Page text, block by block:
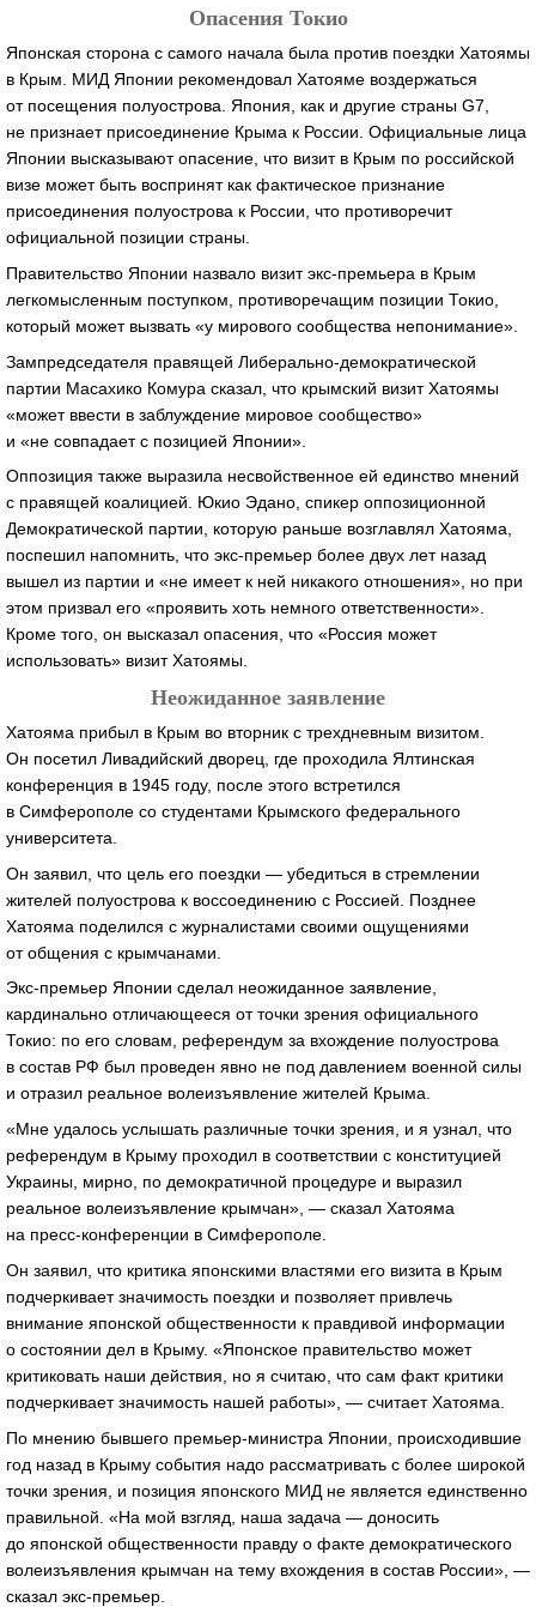
Опасения Токио
Японская сторона с самого начала была против поездки Хатоямы
в Крым. МИД Японии рекомендовал Хатояме воздержаться
от посещения полуострова. Япония, как и другие страны G7,
не признает присоединение Крыма к России. Официальные лица
Японии высказывают опасение, что визит в Крым по российской
визе может быть воспринят как фактическое признание
присоединения полуострова к России, что противоречит
официальной позиции страны.
Правительство Японии назвало визит экс-премьера в Крым
легкомысленным поступком, противоречащим позиции Токио,
который может вызвать «у мирового сообщества непонимание».
Зампредседателя правящей Либерально-демократической
партии Масахико Комура сказал, что крымский визит Хатоямы
«может ввести в заблуждение мировое сообщество»
и «не совпадает с позицией Японии».
Оппозиция также выразила несвойственное ей единство мнений
с правящей коалицией. Юкио Эдано, спикер оппозиционной
Демократической партии, которую раньше возглавлял Хатояма,
поспешил напомнить, что экс-премьер более двух лет назад
вышел из партии и «не имеет к ней никакого отношения», но при
этом призвал его «проявить хоть немного ответственности».
Кроме того, он высказал опасения, что «Россия может
использовать» визит Хатоямы.
Неожиданное заявление
Хатояма прибыл в Крым во вторник с трехдневным визитом.
Он посетил Ливадийский дворец, где проходила Ялтинская
конференция в 1945 году, после этого встретился
в Симферополе со студентами Крымского федерального
университета.
Он заявил, что цель его поездки — убедиться в стремлении
жителей полуострова к воссоединению с Россией. Позднее
Хатояма поделился с журналистами своими ощущениями
от общения с крымчанами.
Экс-премьер Японии сделал неожиданное заявление,
кардинально отличающееся от точки зрения официального
Токио: по его словам, референдум за вхождение полуострова
в состав РФ был проведен явно не под давлением военной силы
и отразил реальное волеизъявление жителей Крыма.
«Мне удалось услышать различные точки зрения, и я узнал, что
референдум в Крыму проходил в соответствии с конституцией
Украины, мирно, по демократичной процедуре и выразил
реальное волеизъявление крымчан», — сказал Хатояма
на пресс-конференции в Симферополе.
Он заявил, что критика японскими властями его визита в Крым
подчеркивает значимость поездки и позволяет привлечь
внимание японской общественности к правдивой информации
о состоянии дел в Крыму. «Японское правительство может
критиковать наши действия, но я считаю, что сам факт критики
подчеркивает значимость нашей работы», — считает Хатояма.
По мнению бывшего премьер-министра Японии, происходившие
год назад в Крыму события надо рассматривать с более широкой
точки зрения, и позиция японского МИД не является единственно
правильной. «На мой взгляд, наша задача — доносить
до японской общественности правду о факте демократического
волеизъявления крымчан на тему вхождения в состав России», —
сказал экс-премьер.